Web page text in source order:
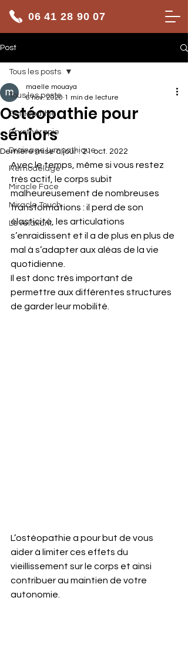
06 41 28 90 07
Post
Tous les posts
Ostéopathie
Cryothérapie
Drainage Lympathique
Remodelage
Miracle Face
Miracle Touch
Le relaxant
Tous les posts
Ostéopathie pour
séniors
maelle mouaya
6 nov. 2020 1 min de lecture
Dernière mise à jour :21 oct. 2022
Avec le temps, même si vous restez
très actif, le corps subit
malheureusement de nombreuses
transformations : il perd de son
élasticité, les articulations
s’enraidissent et il a de plus en plus de
mal à s’adapter aux aléas de la vie
quotidienne.
Il est donc très important de
permettre aux différentes structures
de garder leur mobilité.
L’ostéopathie a pour but de vous
aider à limiter ces effets du
vieillissement sur le corps et ainsi
contribuer au maintien de votre
autonomie.